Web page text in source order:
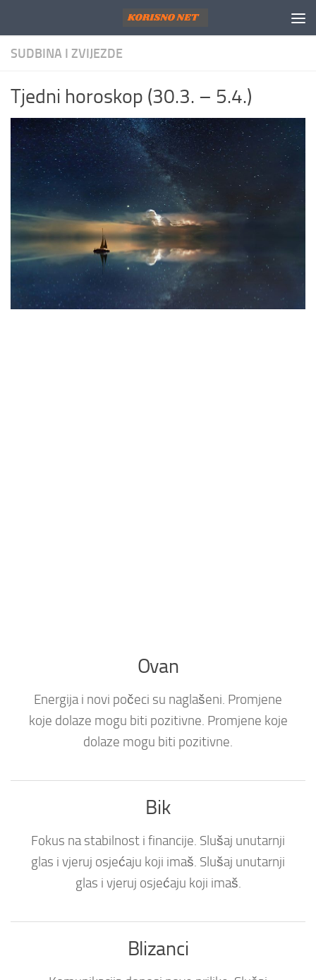
SUDBINA I ZVIJEZDE
Tjedni horoskop (30.3. – 5.4.)
Ovan
Energija i novi počeci su naglašeni. Promjene
koje dolaze mogu biti pozitivne. Promjene koje
dolaze mogu biti pozitivne.
Bik
Fokus na stabilnost i financije. Slušaj unutarnji
glas i vjeruj osjećaju koji imaš. Slušaj unutarnji
glas i vjeruj osjećaju koji imaš.
Blizanci